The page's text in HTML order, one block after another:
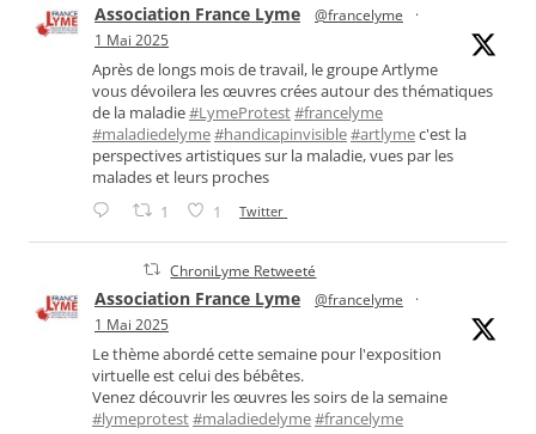
Association France Lyme @francelyme
·
1 Mai 2025
Après de longs mois de travail, le groupe Artlyme
vous dévoilera les œuvres crées autour des thématiques
de la maladie#LymeProtest#francelyme
#maladiedelyme#handicapinvisible#artlymec'est la
perspectives artistiques sur la maladie, vues par les
malades et leurs proches
1 1 Twitter
ChroniLyme Retweeté
Association France Lyme @francelyme
·
1 Mai 2025
Le thème abordé cette semaine pour l'exposition
virtuelle est celui des bébêtes.
Venez découvrir les œuvres les soirs de la semaine
#lymeprotest#maladiedelyme#francelyme